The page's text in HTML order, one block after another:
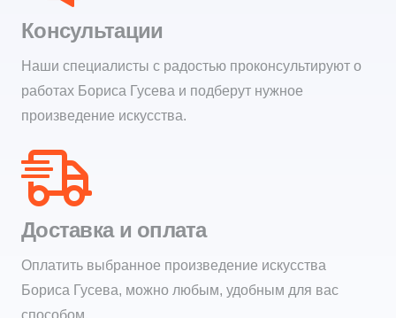
Консультации
Наши специалисты с радостью проконсультируют о
работах Бориса Гусева и подберут нужное
произведение искусства.
Доставка и оплата
Оплатить выбранное произведение искусства
Бориса Гусева, можно любым, удобным для вас
способом.